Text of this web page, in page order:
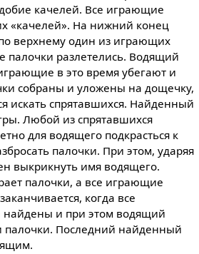
качелей. Все играющие
«качелей». На нижний конец
верхнему один из играющих
палочки разлетелись. Водящий
в это время убегают и
собраны и уложены на дощечку,
искать спрятавшихся. Найденный
Любой из спрятавшихся
для водящего подкрасться к
палочки. При этом, ударяя
выкрикнуть имя водящего.
палочки, а все играющие
когда все
найдены и при этом водящий
палочки. Последний найденный